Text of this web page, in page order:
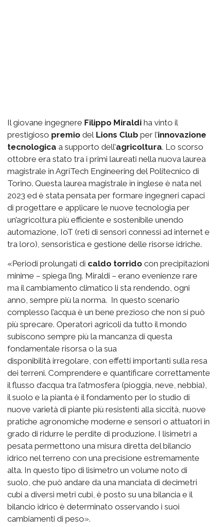
Il giovane ingegnere Filippo Miraldi ha vinto il
prestigioso premio del Lions Club per l’innovazione
tecnologica a supporto dell’agricoltura. Lo scorso
ottobre era stato tra i primi laureati nella nuova laurea
magistrale in AgriTech Engineering del Politecnico di
Torino. Questa laurea magistrale in inglese è nata nel
2023 ed è stata pensata per formare ingegneri capaci
di progettare e applicare le nuove tecnologia per
un’agricoltura più efficiente e sostenibile unendo
automazione, IoT (reti di sensori connessi ad internet e
tra loro), sensoristica e gestione delle risorse idriche.
«Periodi prolungati di caldo torrido con precipitazioni
minime – spiega l’ing. Miraldi – erano evenienze rare
ma il cambiamento climatico li sta rendendo, ogni
anno, sempre più la norma. In questo scenario
complesso l’acqua è un bene prezioso che non si può
più sprecare. Operatori agricoli da tutto il mondo
subiscono sempre più la mancanza di questa
fondamentale risorsa o la sua
disponibilità irregolare, con effetti importanti sulla resa
dei terreni. Comprendere e quantificare correttamente
il flusso d’acqua tra l’atmosfera (pioggia, neve, nebbia),
il suolo e la pianta è il fondamento per lo studio di
nuove varietà di piante più resistenti alla siccità, nuove
pratiche agronomiche moderne e sensori o attuatori in
grado di ridurre le perdite di produzione. I lisimetri a
pesata permettono una misura diretta del bilancio
idrico nel terreno con una precisione estremamente
alta. In questo tipo di lisimetro un volume noto di
suolo, che può andare da una manciata di decimetri
cubi a diversi metri cubi, è posto su una bilancia e il
bilancio idrico è determinato osservando i suoi
cambiamenti di peso».